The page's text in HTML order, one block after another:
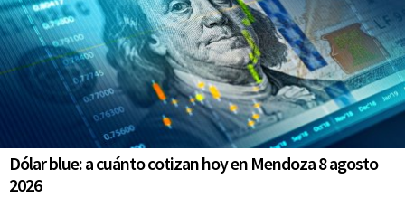
Dólar blue: a cuánto cotizan hoy en Mendoza 8 agosto
2026